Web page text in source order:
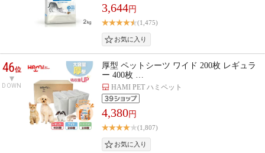
3,644円
(1,475)
46位
DOWN
厚型 ペットシーツ ワイド 200枚 レギュラ
ー 400枚 …
HAMI PET ハミペット
4,380円
(1,807)